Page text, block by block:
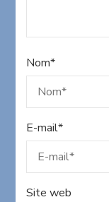
Nom*
E-mail*
Site web